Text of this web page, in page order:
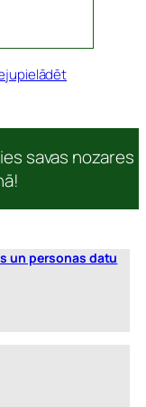
savas nozares
un personas datu